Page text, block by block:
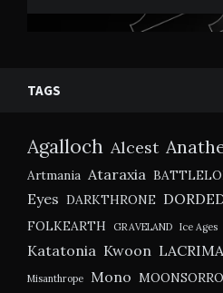
TAGS
Agalloch Alcest
Artmania Ataraxia
Eyes DARKTHRONE
FOLKEARTH GRAVELAND Ice Ages
Katatonia Kwoon
Misanthrope Mono